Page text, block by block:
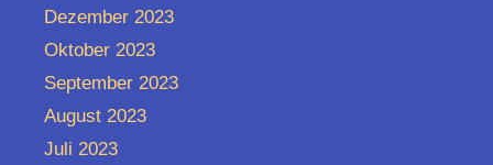
Dezember 2023
Oktober 2023
September 2023
August 2023
Juli 2023